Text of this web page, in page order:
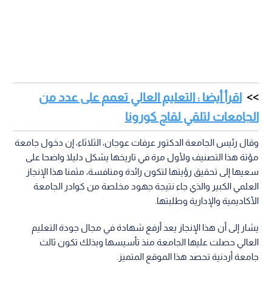
اقرأ أيضا : التعليم العالي تعمم على عدد من
الجامعات لتلقي لقاح كورونا
وقال رئيس الجامعة الدكتور عرفات عوجان، الثلاثاء، إن دخول جامعة
مؤتة هذا التصنيف ولأول مرة في تاريخها يشكل دليلا واضحا على
سعيها إلى تحقيق رؤيتها لتكون رائدة ومنافسة، مثمنا هذا الإنجاز
العلمي الكبير والذي جاء نتيجة جهود مخلصة من كوادر الجامعة
الأكاديمية والإدارية وطلبتها.
يشار إلى أن هذا الإنجاز يعد أرفع شهادة في مجال جودة التعليم
العالي حصلت عليها الجامعة منذ تأسيسها وبذلك تكون ثالث
جامعة أردنية تحصد هذا الموقع المتميز.